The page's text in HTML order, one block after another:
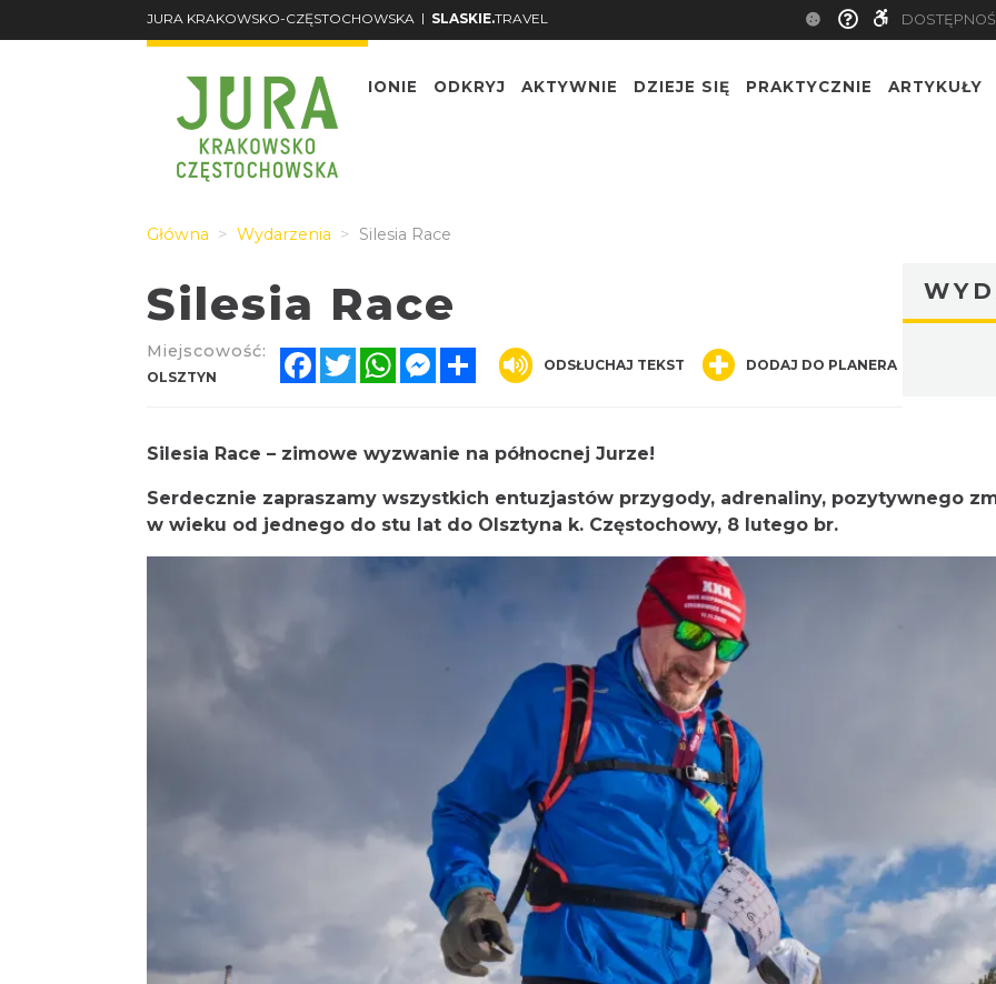
JURA KRAKOWSKO-CZĘSTOCHOWSKA | SLASKIE.TRAVEL
O REGIONIE ODKRYJ AKTYWNIE DZIEJE SIĘ PRAKTYCZNIE ARTYKUŁY
Główna Wydarzenia Silesia Race
Silesia Race
Miejscowość:
OLSZTYN
FacebookTwitterWhatsAppMessenger
Share ODSŁUCHAJ TEKST DODAJ DO PLANERA
Silesia Race – zimowe wyzwanie na północnej Jurze!
Serdecznie zapraszamy wszystkich entuzjastów przygody, adrenaliny, pozytywnego
w wieku od jednego do stu lat do Olsztyna k. Częstochowy, 8 lutego br.